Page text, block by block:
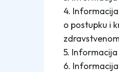
4.
o postupku i
5.
6.